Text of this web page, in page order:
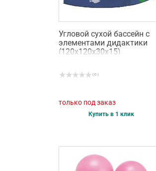
Угловой сухой бассейн с
элементами дидактики
(120х120х30х15)
( 0 )
только под заказ
Купить в 1 клик